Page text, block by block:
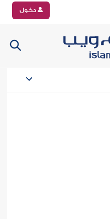
دخول